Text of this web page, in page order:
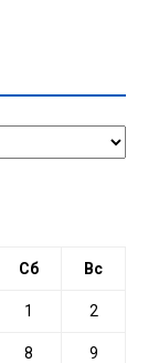
Сб Вс
1 2
8 9